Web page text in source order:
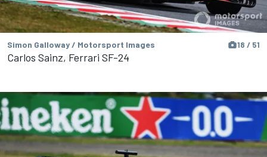
Simon Galloway / Motorsport Images 18 / 51
Carlos Sainz, Ferrari SF-24